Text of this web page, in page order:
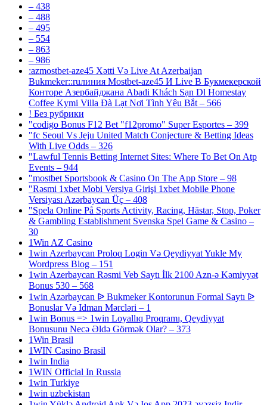
– 438
– 488
– 495
– 554
– 863
– 986
:azmostbet-aze45 Xətti Və Live At Azerbaijan
Bukmeker::ruлиния Mostbet-aze45 И Live В Букмекерской
Конторе Азербайджана Abadi Khách Sạn Dl Homestay
Coffee Kymi Villa Đà Lạt Nơi Tình Yêu Bắt – 566
! Без рубрики
"codigo Bonus F12 Bet "f12promo" Super Esportes – 399
"fc Seoul Vs Jeju United Match Conjecture & Betting Ideas
With Live Odds – 326
"Lawful Tennis Betting Internet Sites: Where To Bet On Atp
Events – 944
"‎mostbet Sportsbook & Casino On The App Store – 98
"Rəsmi 1xbet Mobi Versiya Girişi 1xbet Mobile Phone
Versiyası Azərbaycan Üç – 408
"Spela Online På Sports Activity, Racing, Hästar, Stop, Poker
& Gambling Establishment Svenska Spel Game & Casino –
30
1Win AZ Casino
1win Azerbaycan Proloq Login Və Qeydiyyat Yukle My
Wordpress Blog – 151
1win Azerbaycan Rəsmi Veb Saytı İlk 2100 Azn-ə Kəmiyyət
Bonus 530 – 568
1win Azərbaycan ᐉ Bukmeker Kontorunun Formal Saytı ᐉ
Bonuslar Və Idman Mərcləri – 1
1win Bonus => 1win Loyallıq Proqramı, Qeydiyyat
Bonusunu Necə Əldə Görmək Olar? – 373
1Win Brasil
1WIN Casino Brasil
1win India
1WIN Official In Russia
1win Turkiye
1win uzbekistan